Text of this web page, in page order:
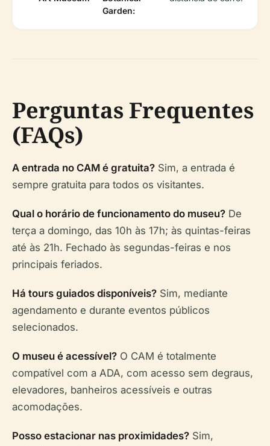
Garden:
Perguntas Frequentes
(FAQs)
A entrada no CAM é gratuita? Sim, a entrada é
sempre gratuita para todos os visitantes.
Qual o horário de funcionamento do museu? De
terça a domingo, das 10h às 17h; às quintas-feiras
até às 21h. Fechado às segundas-feiras e nos
principais feriados.
Há tours guiados disponíveis? Sim, mediante
agendamento e durante eventos públicos
selecionados.
O museu é acessível? O CAM é totalmente
compatível com a ADA, com acesso sem degraus,
elevadores, banheiros acessíveis e outras
acomodações.
Posso estacionar nas proximidades? Sim,